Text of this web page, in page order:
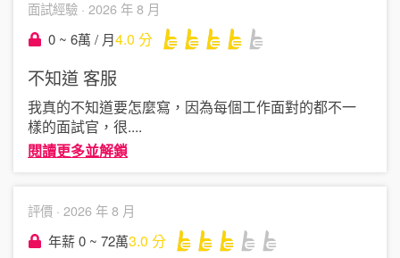
面試經驗 · 2026 年 8 月
0 ~ 6萬 / 月4.0 分
不知道 客服
我真的不知道要怎麼寫，因為每個工作面對的都不一
樣的面試官，很....
閱讀更多並解鎖
評價 · 2026 年 8 月
年薪 0 ~ 72萬3.0 分